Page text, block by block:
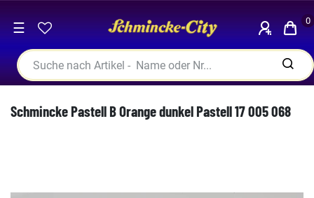
☰ 0
Schmincke Pastell B Orange dunkel Pastell 17 005 068